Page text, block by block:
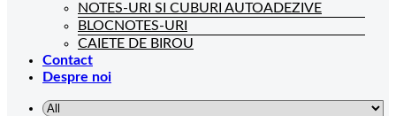
NOTES-URI SI CUBURI AUTOADEZIVE
BLOCNOTES-URI
CAIETE DE BIROU
Contact
Despre noi